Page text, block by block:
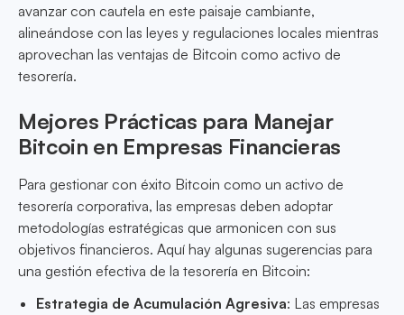
avanzar con cautela en este paisaje cambiante,
alineándose con las leyes y regulaciones locales mientras
aprovechan las ventajas de Bitcoin como activo de
tesorería.
Mejores Prácticas para Manejar
Bitcoin en Empresas Financieras
Para gestionar con éxito Bitcoin como un activo de
tesorería corporativa, las empresas deben adoptar
metodologías estratégicas que armonicen con sus
objetivos financieros. Aquí hay algunas sugerencias para
una gestión efectiva de la tesorería en Bitcoin:
Estrategia de Acumulación Agresiva: Las empresas